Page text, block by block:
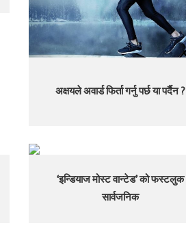
अक्षयले अवार्ड फिर्ता गर्नु पर्छ या पर्दैन ?
‘इन्डियाज मोस्ट वान्टेड’ को फस्टलुक
सार्वजनिक